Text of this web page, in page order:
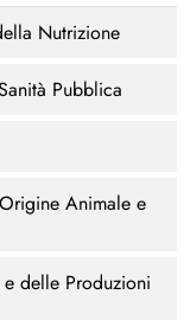
Nutrizione
Pubblica
Animale e
delle Produzioni